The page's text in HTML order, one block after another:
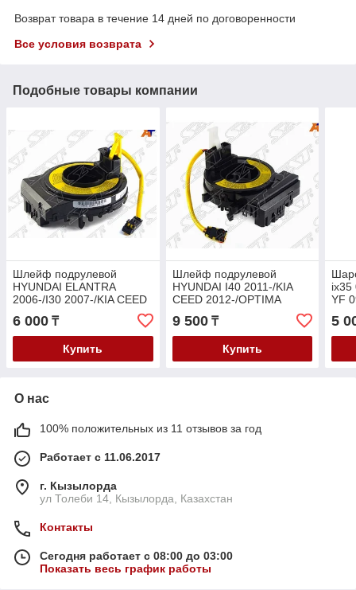
Возврат товара в течение 14 дней по договоренности
Все условия возврата
Подобные товары компании
Шлейф подрулевой
HYUNDAI ELANTRA
2006-/I30 2007-/KIA CEED
6 000 ₸
Купить
Шлейф подрулевой
HYUNDAI I40 2011-/KIA
CEED 2012-/OPTIMA
2010-/SPORTAGE 2014-
9 500₸
Купить
ix35
YF
5
О нас
100% положительных из 11 отзывов за год
Работает с 11.06.2017
г. Кызылорда
ул Толеби 14, Кызылорда, Казахстан
Контакты
Сегодня работает с 08:00 до 03:00
Показать весь график работы